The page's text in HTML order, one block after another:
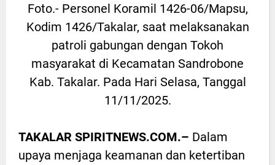
Foto.- Personel Koramil 1426-06/Mapsu,
Kodim 1426/Takalar, saat melaksanakan
patroli gabungan dengan Tokoh
masyarakat di Kecamatan Sandrobone
Kab. Takalar. Pada Hari Selasa, Tanggal
11/11/2025.
TAKALAR SPIRITNEWS.COM.– Dalam
upaya menjaga keamanan dan ketertiban